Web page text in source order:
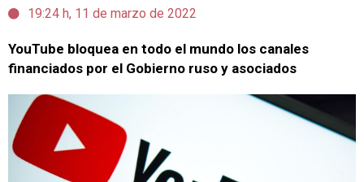
19:24 h, 11 de marzo de 2022
YouTube bloquea en todo el mundo los canales
financiados por el Gobierno ruso y asociados